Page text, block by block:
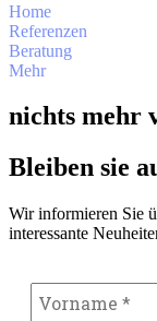
Home
Referenzen
Beratung
Mehr
nichts mehr
Bleiben sie
Wir informieren Sie
interessante